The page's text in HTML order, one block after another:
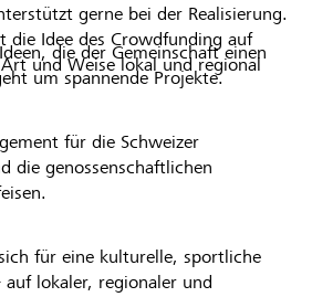
gerne bei der Realisierung.
die Idee des Crowdfunding auf
und Weise lokal und regional
die der Gemeinschaft einen
um spannende Projekte.
für die Schweizer
die genossenschaftlichen
für eine kulturelle, sportliche
lokaler, regionaler und